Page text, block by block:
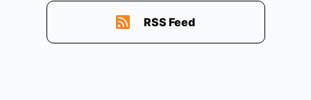
RSS Feed